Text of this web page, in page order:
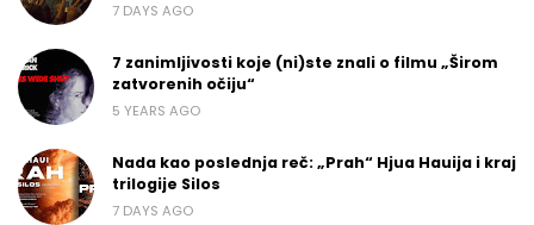
7 DAYS AGO
7 zanimljivosti koje (ni)ste znali o filmu „Širom
zatvorenih očiju“
5 YEARS AGO
Nada kao poslednja reč: „Prah“ Hjua Hauija i kraj
trilogije Silos
7 DAYS AGO